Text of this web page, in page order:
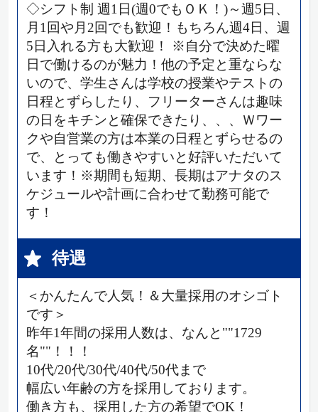
◇シフト制 週1日(週0でもＯＫ！)～週5日、
月1回や月2回でも歓迎！もちろん週4日、週
5日入れる方も大歓迎！ ※自分で決めた曜
日で働けるのが魅力！他の予定と重ならな
いので、学生さんは学校の授業やテストの
日程とずらしたり、フリーターさんは趣味
の日をキチンと確保できたり、、、Ｗワー
クや自営業の方は本業の日程とずらせるの
で、とっても働きやすいと好評いただいて
います！※期間も短期、長期はアナタのス
ケジュールや計画に合わせて勤務可能で
す！
待遇
＜かんたんで人気！＆大量採用のオシゴト
です＞
昨年1年間の採用人数は、なんと""1729
名""！！！
10代/20代/30代/40代/50代まで
幅広い年齢の方を採用しております。
働き方も、採用した方の希望でOK！